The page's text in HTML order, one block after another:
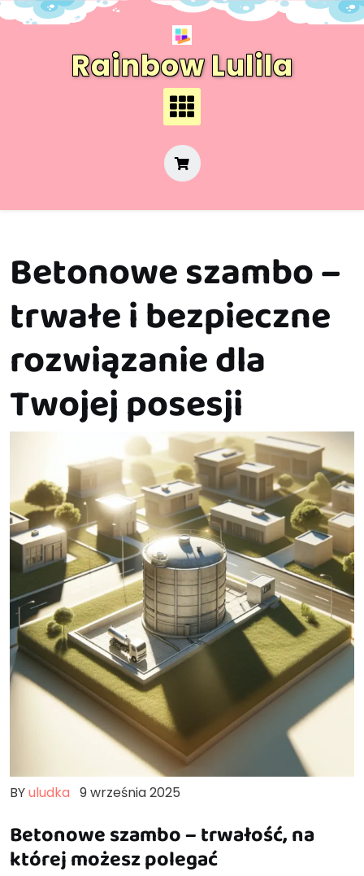
Skip
Rainbow Lulila
Betonowe szambo –
trwałe i bezpieczne
rozwiązanie dla
Twojej posesji
BYuludka 9 września 2025
Betonowe szambo – trwałość, na
której możesz polegać